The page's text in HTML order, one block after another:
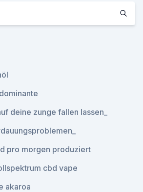
deine zunge fallen lassen_
pro morgen produziert
cbd vape
akaroa